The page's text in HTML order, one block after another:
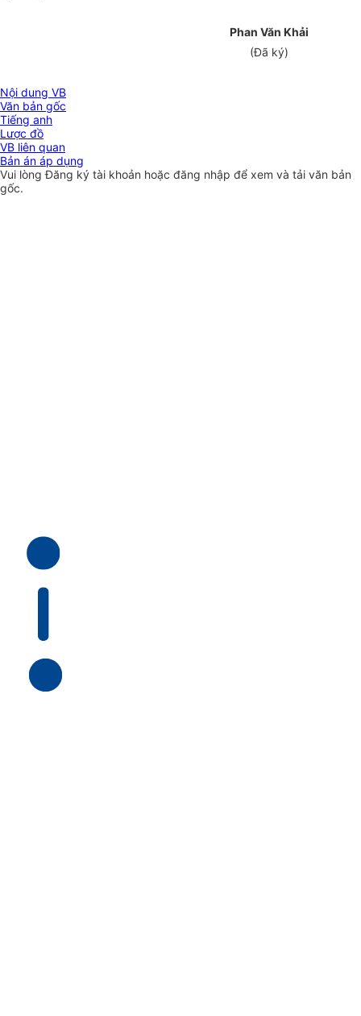
Phan Văn Khải
(Đã ký)
Nội dung VB
Văn bản gốc
Tiếng anh
Lược đồ
VB liên quan
Bản án áp dụng
Vui lòngĐăng ký tài khoản hoặc đăng nhập để xem và tải văn bản
gốc.